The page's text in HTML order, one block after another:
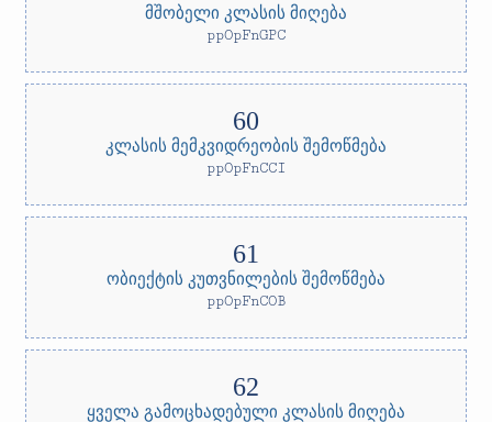
მშობელი კლასის მიღება
ppOpFnGPC
კლასის მემკვიდრეობის შემოწმება
ppOpFnCCI
ობიექტის კუთვნილების შემოწმება
ppOpFnCOB
ყველა გამოცხადებული კლასის მიღება